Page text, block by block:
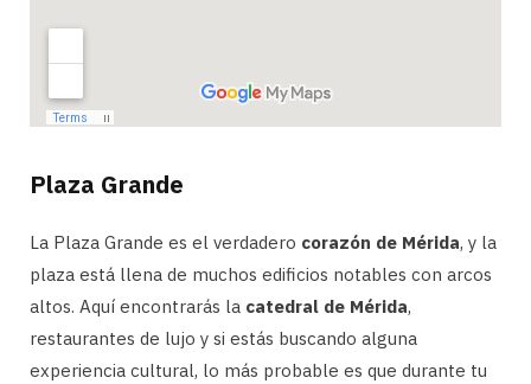
Plaza Grande
La Plaza Grande es el verdadero corazón de Mérida, y la
plaza está llena de muchos edificios notables con arcos
altos. Aquí encontrarás la catedral de Mérida,
restaurantes de lujo y si estás buscando alguna
experiencia cultural, lo más probable es que durante tu